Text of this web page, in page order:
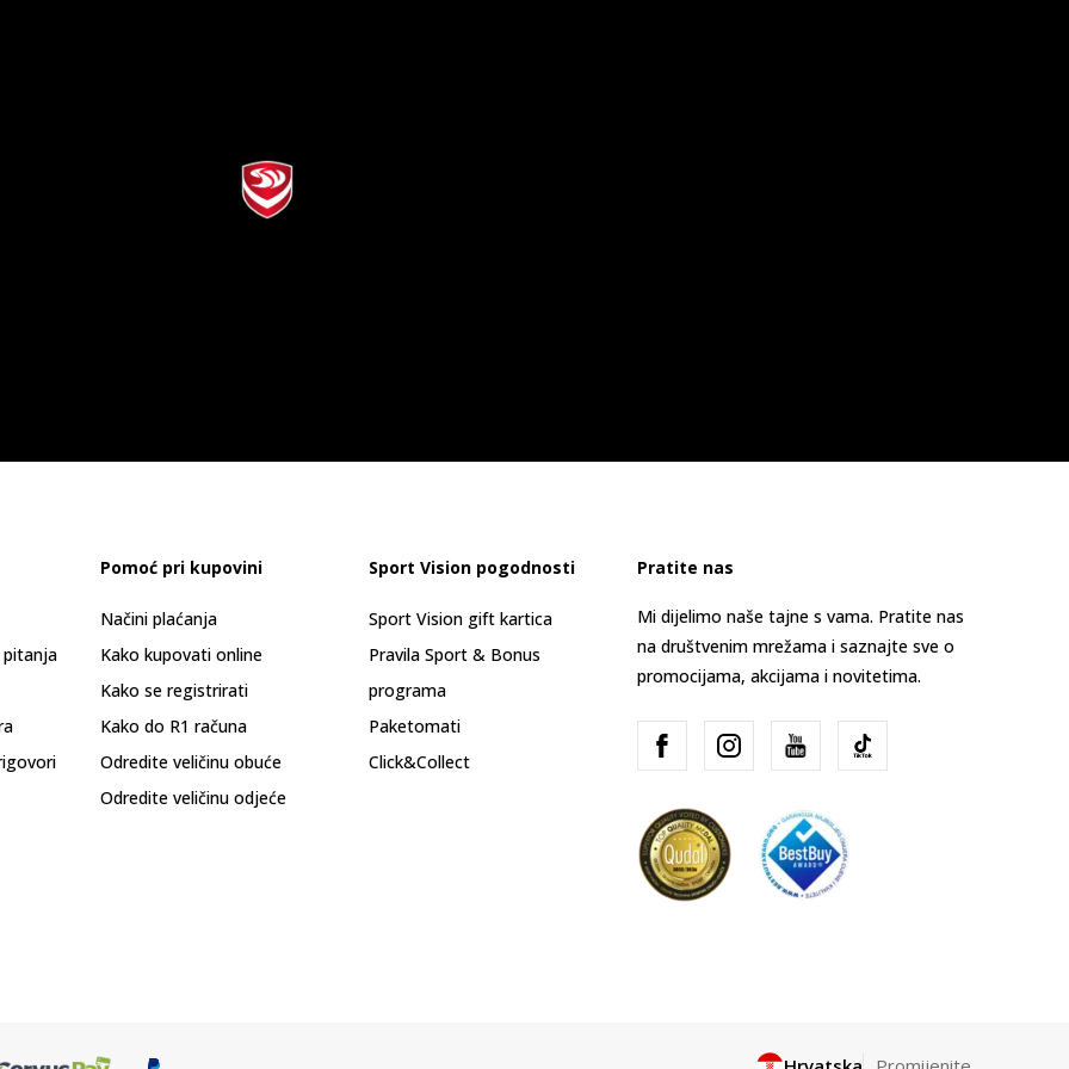
pitanja
Pomoć pri kupovini
Načini plaćanja
Kako kupovati online
Kako se registrirati
Kako do R1 računa
Odredite veličinu obuće
Odredite veličinu odjeće
Sport Vision pogodnosti
Sport Vision gift kartica
Pravila Sport & Bonus
programa
Paketomati
Click&Collect
Pratite nas
Mi dijelimo naše tajne s vama. Pratite nas
na društvenim mrežama i saznajte sve o
promocijama, akcijama i novitetima.